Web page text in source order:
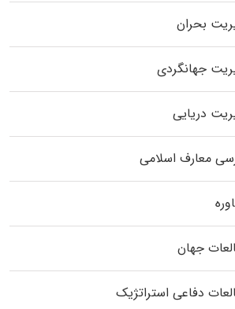
بحران
جهانگردی
دریایی
معارف اسلامی
جهان
دفاعی استراتژیک